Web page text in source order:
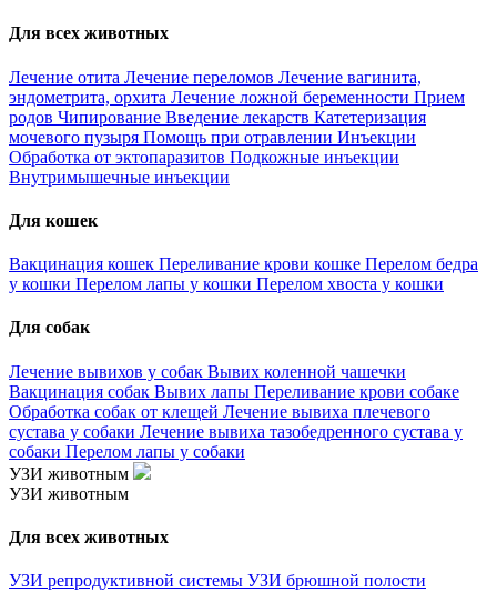
Для всех животных
Лечение отита Лечение переломов Лечение вагинита,
эндометрита, орхита Лечение ложной беременности Прием
родов Чипирование Введение лекарств Катетеризация
мочевого пузыря Помощь при отравлении Инъекции
Обработка от эктопаразитов Подкожные инъекции
Внутримышечные инъекции
Для кошек
Вакцинация кошек Переливание крови кошке Перелом бедра
у кошки Перелом лапы у кошки Перелом хвоста у кошки
Для собак
Лечение вывихов у собак Вывих коленной чашечки
Вакцинация собак Вывих лапы Переливание крови собаке
Обработка собак от клещей Лечение вывиха плечевого
сустава у собаки Лечение вывиха тазобедренного сустава у
собаки Перелом лапы у собаки
УЗИ животным
УЗИ животным
Для всех животных
УЗИ репродуктивной системы УЗИ брюшной полости